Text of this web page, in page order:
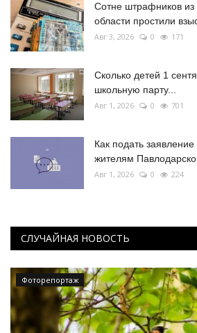
Сотне штрафников из
области простили
Авг 3, 2026 0 171
Сколько детей 1
школьную парту...
Авг 1, 2026 0 701
Как подать
жителям
Авг 1, 2026 0 224
СЛУЧАЙНАЯ НОВОСТЬ
Фоторепортаж